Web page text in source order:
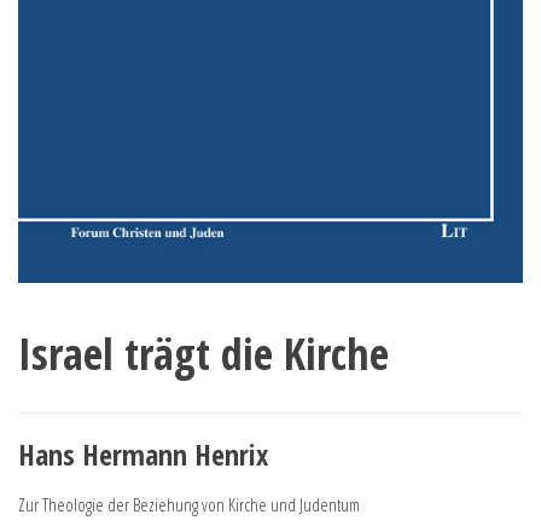
Israel trägt die Kirche
Hans Hermann Henrix
Zur Theologie der Beziehung von Kirche und Judentum